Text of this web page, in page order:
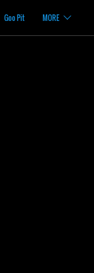
Goo Pit MORE